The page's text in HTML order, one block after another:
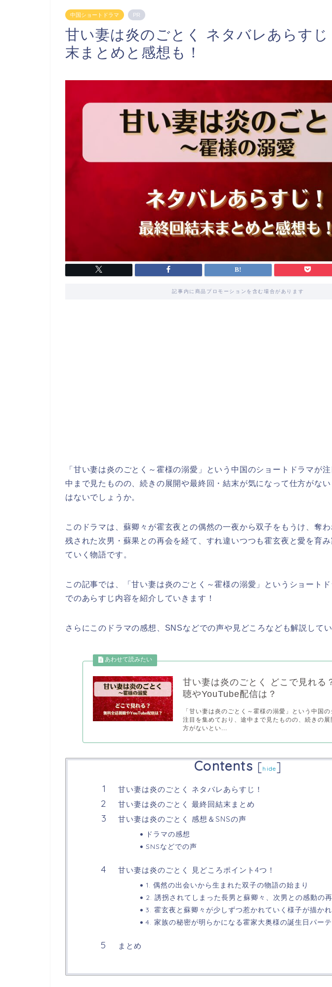
中国ショートドラマ PR
甘い妻は炎のごとく ネタバレあらすじ
末まとめと感想も！
記事内に商品プロモーションを含む場合があります
「甘い妻は炎のごとく～霍様の溺愛」という中国のショートドラマが
中まで見たものの、続きの展開や最終回・結末が気になって仕方がな
はないでしょうか。
このドラマは、蘇卿々が霍玄夜との偶然の一夜から双子をもうけ、奪
残された次男・蘇果との再会を経て、すれ違いつつも霍玄夜と愛を育
ていく物語です。
この記事では、「甘い妻は炎のごとく～霍様の溺愛」というショート
でのあらすじ内容を紹介していきます！
さらにこのドラマの感想、SNSなどでの声や見どころなども解説してい
甘い妻は炎のごとく どこで見れる
聴やYouTube配信は？
「甘い妻は炎のごとく～霍様の溺愛」という中国
注目を集めており、途中まで見たものの、続きの
方がないとい...
Contents [hide]
甘い妻は炎のごとく ネタバレあらすじ！
甘い妻は炎のごとく 最終回結末まとめ
甘い妻は炎のごとく 感想＆SNSの声
ドラマの感想
SNSなどでの声
甘い妻は炎のごとく 見どころポイント4つ！
1. 偶然の出会いから生まれた双子の物語の始まり
2. 誘拐されてしまった長男と蘇卿々、次男との感動の
3. 霍玄夜と蘇卿々が少しずつ惹かれていく様子が描か
4. 家族の秘密が明らかになる霍家大奥様の誕生日パー
まとめ